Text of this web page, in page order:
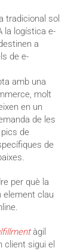
tradicional sol
la logística e-
a
de e-
amb una
molt
en un
de les
de
de
per què la
element clau
àgil
client sigui el